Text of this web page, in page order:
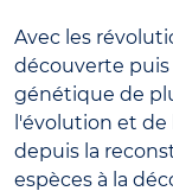
Avec les
découverte puis
génétique de
l'évolution et
depuis la
espèces à la